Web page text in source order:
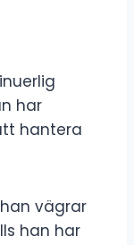
har
hantera
vägrar
han har